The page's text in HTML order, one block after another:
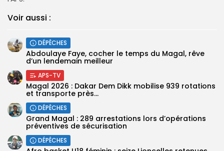
Voir aussi :
DÉPÊCHES
Abdoulaye Faye, cocher le temps du Magal, rêve
d’un lendemain meilleur
APS-TV
Magal 2026 : Dakar Dem Dikk mobilise 939 rotations
et transporte près...
DÉPÊCHES
Grand Magal : 289 arrestations lors d’opérations
préventives de sécurisation
DÉPÊCHES